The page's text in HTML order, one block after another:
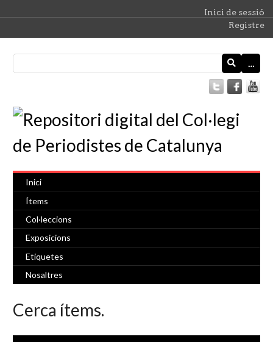
Inici de sessió
Registre
…
Inici
Ítems
Col·leccions
Exposicions
Etiquetes
Nosaltres
Cerca ítems.